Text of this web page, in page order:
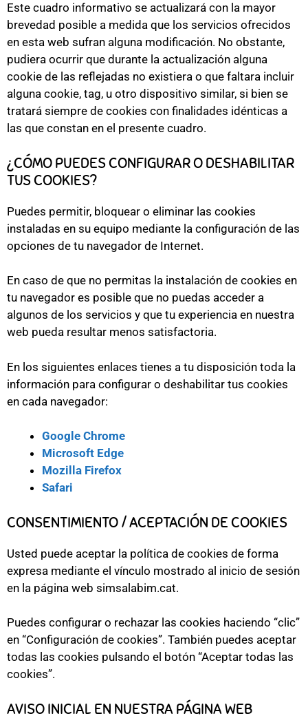
Este cuadro informativo se actualizará con la mayor
brevedad posible a medida que los servicios ofrecidos
en esta web sufran alguna modificación. No obstante,
pudiera ocurrir que durante la actualización alguna
cookie de las reflejadas no existiera o que faltara incluir
alguna cookie, tag, u otro dispositivo similar, si bien se
tratará siempre de cookies con finalidades idénticas a
las que constan en el presente cuadro.
¿CÓMO PUEDES CONFIGURAR O DESHABILITAR
TUS COOKIES?
Puedes permitir, bloquear o eliminar las cookies
instaladas en su equipo mediante la configuración de las
opciones de tu navegador de Internet.
En caso de que no permitas la instalación de cookies en
tu navegador es posible que no puedas acceder a
algunos de los servicios y que tu experiencia en nuestra
web pueda resultar menos satisfactoria.
En los siguientes enlaces tienes a tu disposición toda la
información para configurar o deshabilitar tus cookies
en cada navegador:
Google Chrome
Microsoft Edge
Mozilla Firefox
Safari
CONSENTIMIENTO / ACEPTACIÓN DE COOKIES
Usted puede aceptar la política de cookies de forma
expresa mediante el vínculo mostrado al inicio de sesión
en la página web simsalabim.cat.
Puedes configurar o rechazar las cookies haciendo “clic”
en “Configuración de cookies”. También puedes aceptar
todas las cookies pulsando el botón “Aceptar todas las
cookies”.
AVISO INICIAL EN NUESTRA PÁGINA WEB